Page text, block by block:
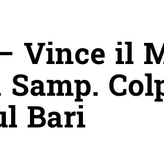
Vince il
Bari